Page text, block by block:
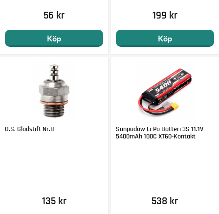
56 kr
Köp
199 kr
Köp
O.S. Glödstift Nr.8
135 kr
Sunpadow Li-Po Batteri 3S 11.1V
5400mAh 100C XT60-Kontakt
538 kr